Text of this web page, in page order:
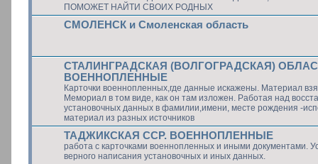
ПОМОЖЕТ НАЙТИ СВОИХ РОДНЫХ
СМОЛЕНСК и Смоленская область
СТАЛИНГРАДСКАЯ (ВОЛГОГРАДСКАЯ)
ВОЕННОПЛЕННЫЕ
Карточки военнопленных,где данные искажены. Материал
Мемориал в том виде, как он там изложен. Работая над
установочных данных в фамилии,имени, месте рождения -
материал из разных источников
ТАДЖИКСКАЯ ССР. ВОЕННОПЛЕННЫЕ
работа с карточками военнопленных и иными документами.
верного написания установочных и иных данных.